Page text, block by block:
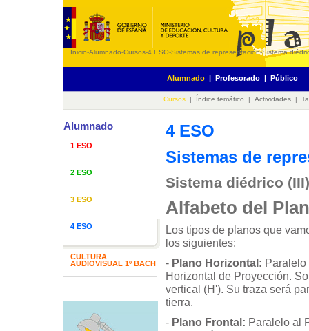
Inicio-Alumnado-Cursos-4 ESO-Sistemas de representación-Sistema
Alumnado | Profesorado | Público
Cursos | Índice temático | Actividades |
Alumnado
1 ESO
2 ESO
3 ESO
4 ESO
CULTURA
AUDIOVISUAL 1º BACH
4 ESO
Sistemas de
Sistema diédrico (III)
Alfabeto del
Los tipos de planos que
los siguientes:
- Plano Horizontal:
Horizontal de Proyección.
vertical (H'). Su traza será
tierra.
- Plano Frontal: Paralelo al